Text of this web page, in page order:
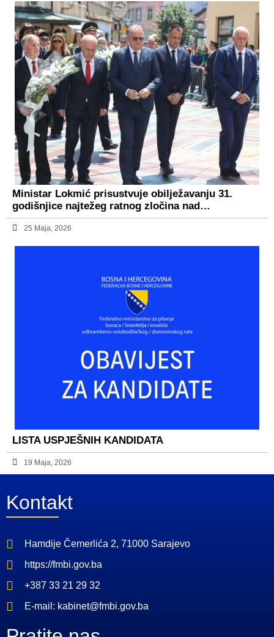
Ministar Lokmić prisustvuje obilježavanju 31.
godišnjice najtežeg ratnog zločina nad…
25 Maja, 2026
LISTA USPJEŠNIH KANDIDATA
19 Maja, 2026
Kontakt
Hamdije Čemerlića 2, 71000 Sarajevo
https://fmbi.gov.ba
+387 33 21 29 32
E-mail: kabinet@fmbi.gov.ba